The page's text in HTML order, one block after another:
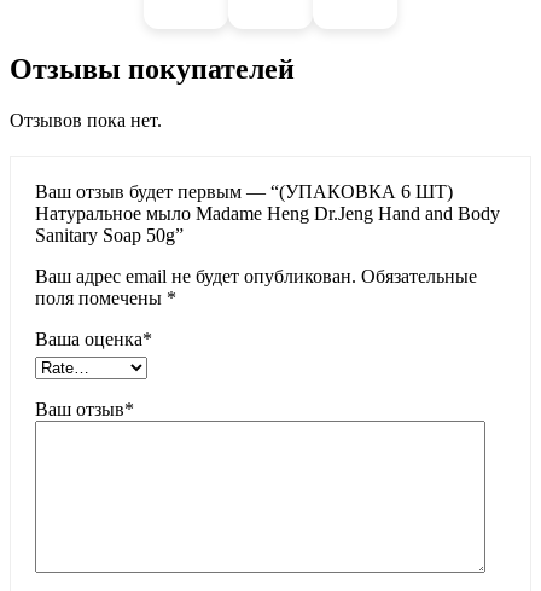
Отзывы покупателей
Отзывов пока нет.
Ваш отзыв будет первым — “(УПАКОВКА 6 ШТ)
Натуральное мыло Madame Heng Dr.Jeng Hand and Body
Sanitary Soap 50g”
Ваш адрес email не будет опубликован. Обязательные
поля помечены *
Ваша оценка*
Ваш отзыв*